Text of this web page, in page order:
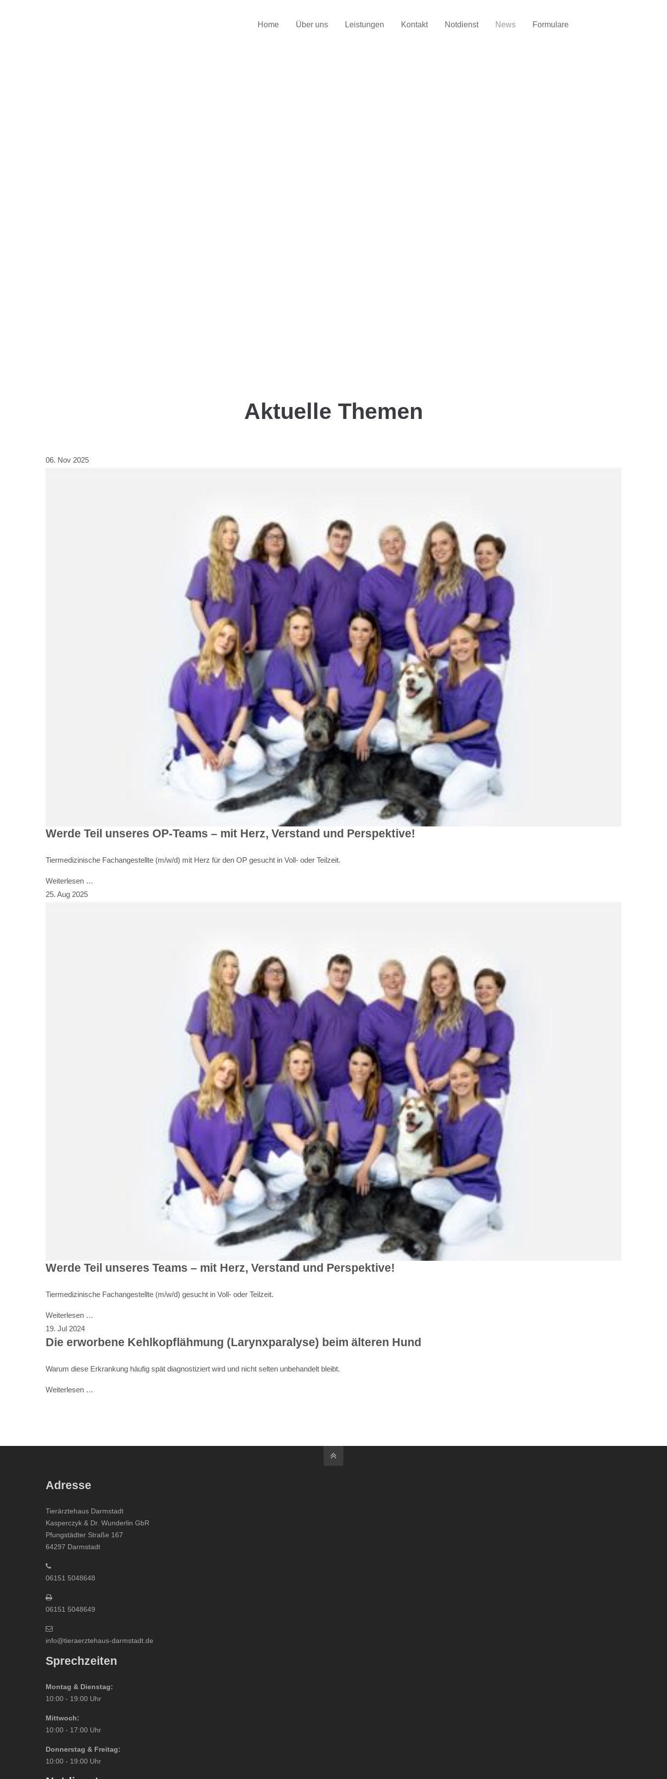
Home Über uns Leistungen Kontakt Notdienst News Formulare
Aktuelle Themen
06. Nov 2025
Werde Teil unseres OP-Teams – mit Herz, Verstand und Perspektive!
Tiermedizinische Fachangestellte (m/w/d) mit Herz für den OP gesucht in Voll- oder Teilzeit.
Weiterlesen …
25. Aug 2025
Werde Teil unseres Teams – mit Herz, Verstand und Perspektive!
Tiermedizinische Fachangestellte (m/w/d) gesucht in Voll- oder Teilzeit.
Weiterlesen …
19. Jul 2024
Die erworbene Kehlkopflähmung (Larynxparalyse) beim älteren Hund
Warum diese Erkrankung häufig spät diagnostiziert wird und nicht selten unbehandelt bleibt.
Weiterlesen …
Adresse
Tierärztehaus Darmstadt
Kasperczyk & Dr. Wunderlin GbR
Pfungstädter Straße 167
64297 Darmstadt
06151 5048648
06151 5048649
info@tieraerztehaus-darmstadt.de
Sprechzeiten
Montag & Dienstag:
10:00 - 19:00 Uhr
Mittwoch:
10:00 - 17:00 Uhr
Donnerstag & Freitag:
10:00 - 19:00 Uhr